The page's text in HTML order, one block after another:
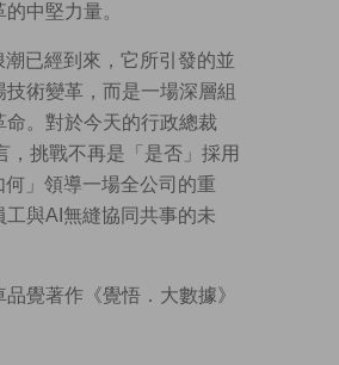
中堅力量。
已經到來，它所引發的並
技術變革，而是一場深層組
命。對於今天的行政總裁
，挑戰不再是「是否」採用
」領導一場全公司的重
工與AI無縫協同共事的未
品覺著作《覺悟．大數據》